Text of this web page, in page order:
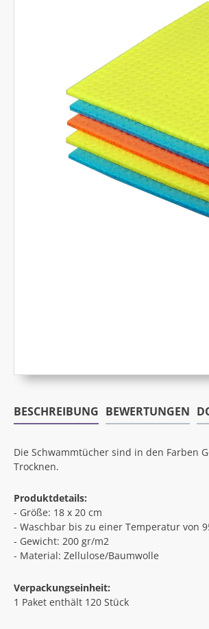
BESCHREIBUNG BEWERTUNGEN
Die Schwammtücher sind in den Farben
Trocknen.
Produktdetails:
- Größe: 18 x 20 cm
- Waschbar bis zu einer Temperatur von
- Gewicht: 200 gr/m2
- Material: Zellulose/Baumwolle
Verpackungseinheit:
1 Paket enthält 120 Stück